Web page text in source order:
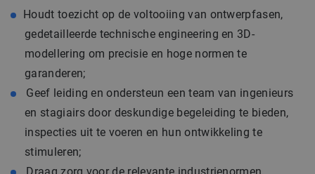
Houdt toezicht op de voltooiing van ontwerpfasen,
gedetailleerde technische engineering en 3D-
modellering om precisie en hoge normen te
garanderen;
Geef leiding en ondersteun een team van ingenieurs
en stagiairs door deskundige begeleiding te bieden,
inspecties uit te voeren en hun ontwikkeling te
stimuleren;